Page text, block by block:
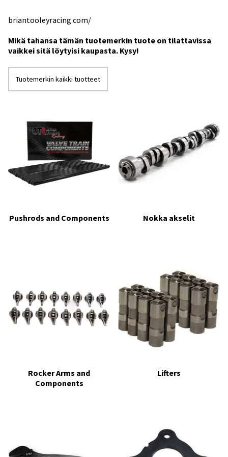
briantooleyracing.com/
Mikä tahansa tämän tuotemerkin tuote on tilattavissa
vaikkei sitä löytyisi kaupasta. Kysy!
Tuotemerkin kaikki tuotteet
Pushrods and Components Nokka akselit
Rocker Arms and
Components
Lifters